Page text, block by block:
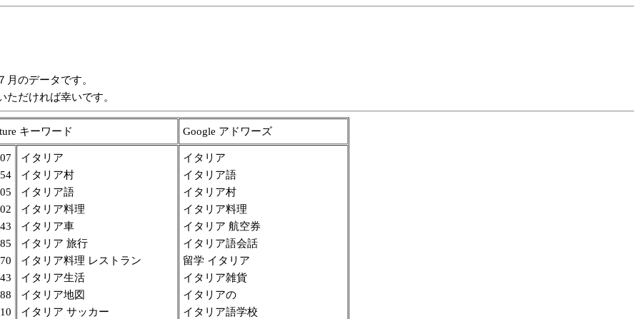
のデータです。
ただければ幸いです。
キーワード Google アドワーズ
イタリア
イタリア村
イタリア語
イタリア料理
イタリア車
イタリア 旅行
イタリア料理 レストラン
イタリア生活
イタリア地図
イタリア サッカー
イタリア
イタリア語
イタリア村
イタリア料理
イタリア 航空券
イタリア語会話
留学 イタリア
イタリア雑貨
イタリアの
イタリア語学校